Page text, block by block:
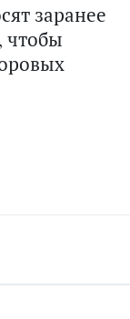
заранее
чтобы